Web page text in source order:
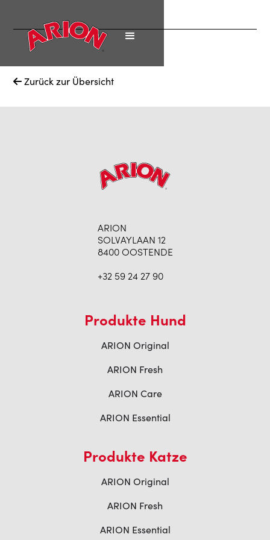
Zurück zur Übersicht
ARION
SOLVAYLAAN 12
8400 OOSTENDE
+32 59 24 27 90
Produkte Hund
ARION Original
ARION Fresh
ARION Care
ARION Essential
Produkte Katze
ARION Original
ARION Fresh
ARION Essential